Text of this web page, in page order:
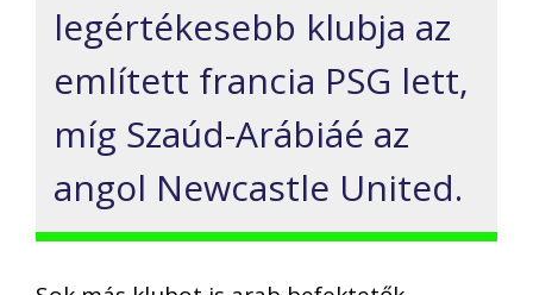
legértékesebb klubja az
említett francia PSG lett,
míg Szaúd-Arábiáé az
angol Newcastle United.